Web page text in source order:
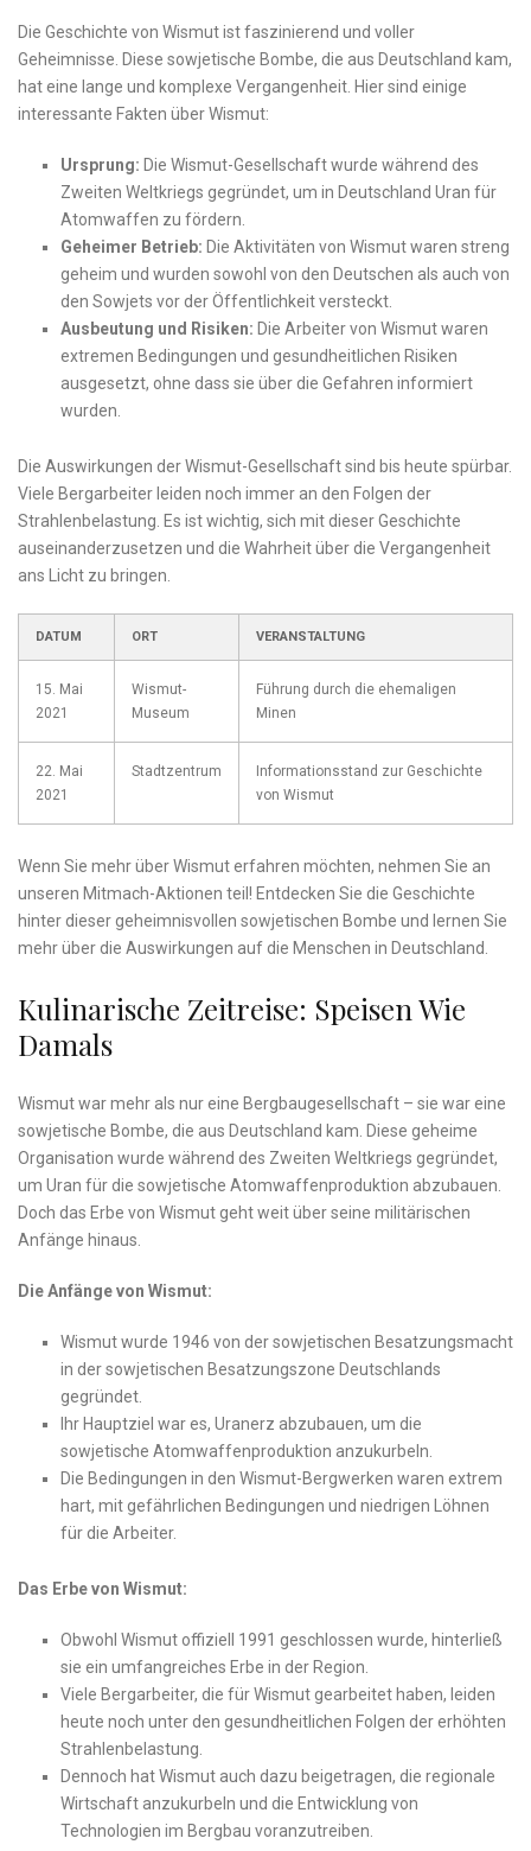
Die Geschichte ‍von⁤ Wismut ist faszinierend und⁣ voller
Geheimnisse. Diese sowjetische Bombe, die‌ aus Deutschland kam,⁤
hat ⁣eine lange und komplexe Vergangenheit. Hier sind einige
⁣interessante Fakten ⁢über Wismut:
Ursprung: Die Wismut-Gesellschaft​ wurde während des
Zweiten Weltkriegs gegründet, um in Deutschland Uran für
Atomwaffen zu fördern.
Geheimer Betrieb: Die ‌Aktivitäten von Wismut waren⁤ streng
geheim und wurden sowohl von den Deutschen als ⁤auch von
den Sowjets vor der Öffentlichkeit versteckt.
Ausbeutung und Risiken: Die Arbeiter von⁣ Wismut waren
extremen Bedingungen und gesundheitlichen Risiken
ausgesetzt, ohne dass sie über ⁤die ⁢Gefahren informiert
⁢wurden.
Die Auswirkungen der Wismut-Gesellschaft sind bis heute spürbar.
Viele Bergarbeiter leiden noch immer an den Folgen der
Strahlenbelastung. Es ist wichtig, sich mit dieser Geschichte
auseinanderzusetzen und die Wahrheit über die Vergangenheit
ans​ Licht zu bringen.
DATUM ORT VERANSTALTUNG
15.⁣ Mai
2021
Wismut-
Museum
Führung durch ‌die ehemaligen
Minen
22. Mai
2021
Stadtzentrum
Informationsstand zur Geschichte
von Wismut
Wenn Sie mehr über Wismut erfahren möchten, nehmen Sie an
‍unseren Mitmach-Aktionen teil! Entdecken Sie die ⁢Geschichte
hinter dieser geheimnisvollen sowjetischen Bombe und lernen‌ Sie
mehr über die Auswirkungen⁤ auf die Menschen in‌ Deutschland.
Kulinarische ⁤Zeitreise: Speisen Wie
Damals
Wismut war mehr als⁢ nur eine Bergbaugesellschaft – sie war eine
sowjetische Bombe, die aus Deutschland kam. Diese geheime
Organisation wurde während des Zweiten Weltkriegs gegründet,
um Uran⁣ für die ⁣sowjetische Atomwaffenproduktion abzubauen.
Doch das Erbe von Wismut geht weit über seine ⁤militärischen
Anfänge hinaus.
Die Anfänge von Wismut:
Wismut wurde 1946 von der sowjetischen Besatzungsmacht
in der sowjetischen Besatzungszone Deutschlands
gegründet.
Ihr Hauptziel war es, Uranerz‍ abzubauen, um die
sowjetische Atomwaffenproduktion anzukurbeln.
Die Bedingungen in den Wismut-Bergwerken waren extrem
hart, ‍mit ​gefährlichen Bedingungen und niedrigen Löhnen
für die Arbeiter.
Das Erbe ‍von Wismut:
Obwohl Wismut offiziell 1991 ​geschlossen wurde, hinterließ⁤
sie ein umfangreiches Erbe in der Region.
Viele Bergarbeiter, die ‍für‍ Wismut gearbeitet haben, leiden
heute noch unter den⁣ gesundheitlichen Folgen der erhöhten
‍Strahlenbelastung.
Dennoch hat Wismut auch dazu beigetragen, die regionale
Wirtschaft anzukurbeln und die Entwicklung von
Technologien im Bergbau voranzutreiben.